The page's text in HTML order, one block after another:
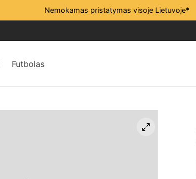
Nemokamas pristatymas visoje Lietuvoje*
Futbolas